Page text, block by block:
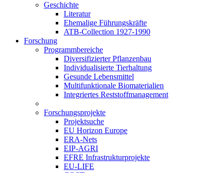
Geschichte
Literatur
Ehemalige Führungskräfte
ATB-Collection 1927-1990
Forschung
Programmbereiche
Diversifizierter Pflanzenbau
Individualisierte Tierhaltung
Gesunde Lebensmittel
Multifunktionale Biomaterialien
Integriertes Reststoffmanagement
Forschungsprojekte
Projektsuche
EU Horizon Europe
ERA-Nets
EIP-AGRI
EFRE Infrastrukturprojekte
EU-LIFE